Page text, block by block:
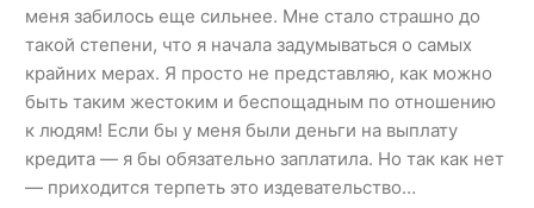
меня забилось еще сильнее. Мне стало страшно до
такой степени, что я начала задумываться о самых
крайних мерах. Я просто не представляю, как можно
быть таким жестоким и беспощадным по отношению
к людям! Если бы у меня были деньги на выплату
кредита — я бы обязательно заплатила. Но так как нет
— приходится терпеть это издевательство…